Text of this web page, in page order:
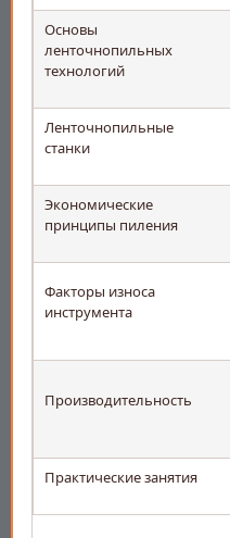
Основы
ленточнопильных
технологий
Ленточнопильные
станки
Экономические
принципы пиления
Факторы износа
инструмента
Производительность
Практические занятия